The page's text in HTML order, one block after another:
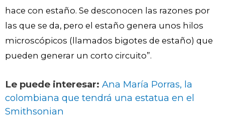
hace con estaño. Se desconocen las razones por
las que se da, pero el estaño genera unos hilos
microscópicos (llamados bigotes de estaño) que
pueden generar un corto circuito”.
Le puede interesar: Ana María Porras, la
colombiana que tendrá una estatua en el
Smithsonian